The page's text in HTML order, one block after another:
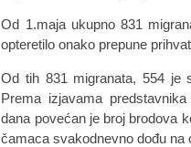
Od 1.maja ukupno 831
opteretilo onako prepune
Od tih 831 migranata, 554 je
Prema izjavama
dana povećan je broj brodova
čamaca svakodnevno dođu na